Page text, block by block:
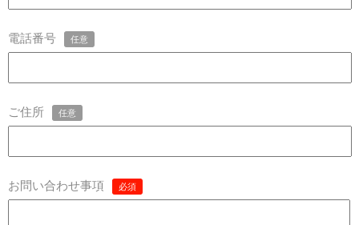
電話番号 任意
ご住所 任意
お問い合わせ事項 必須